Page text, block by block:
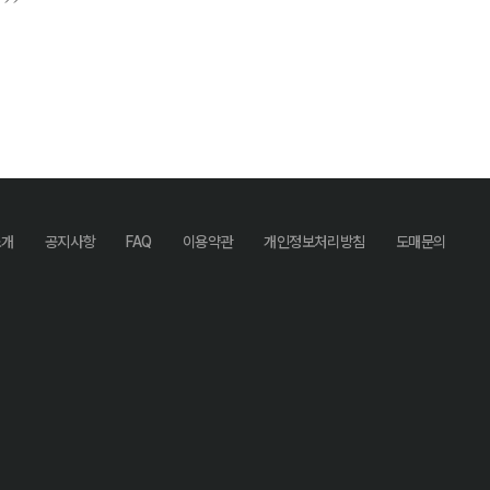
공지사항 FAQ 이용약관 개인정보처리방침 도매문의